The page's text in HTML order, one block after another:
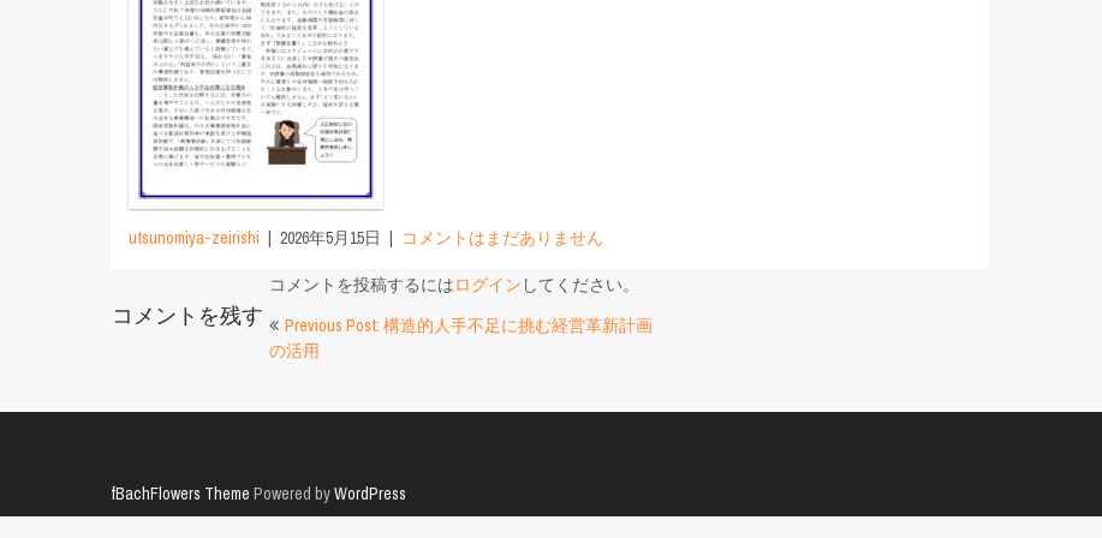
utsunomiya-zeirishi 2026年5月15日 コメントはまだありません
コメントを残す
コメントを投稿するにはログイン してください。
投
ゲ
ー
Previous Post: 構造的人手不足に挑む経営革新計画
の活用
fBachFlowers Theme Powered byWordPress